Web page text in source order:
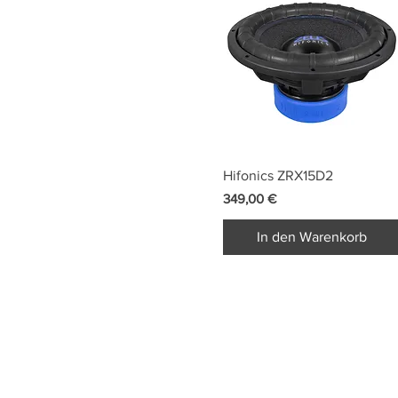
Schnellansicht
Hifonics ZRX15D2
Preis
349,00 €
In den Warenkorb